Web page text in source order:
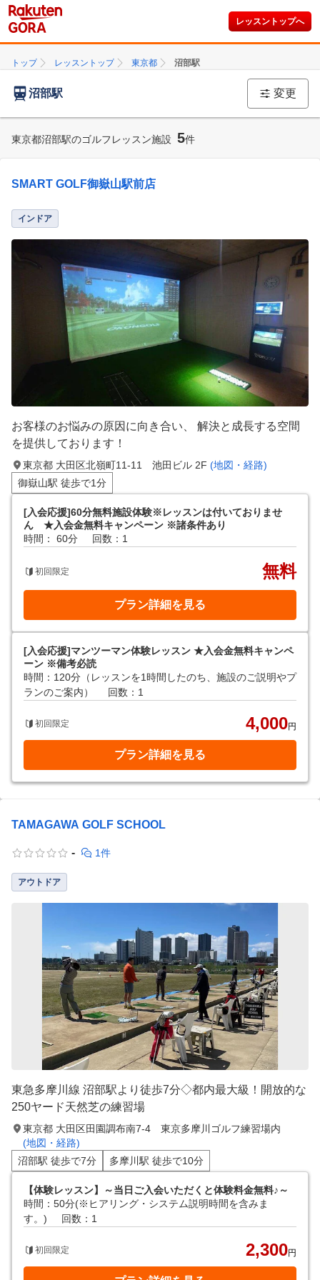
レッスントップへ
トップ レッスントップ 東京都 沼部駅
沼部駅 変更
東京都沼部駅のゴルフレッスン施設 5件
SMART GOLF御嶽山駅前店
インドア
お客様のお悩みの原因に向き合い、 解決と成長する空間
を提供しております！
東京都 大田区北嶺町11-11 池田ビル 2F (地図・経路)
御嶽山駅 徒歩で1分
[入会応援]60分無料施設体験※レッスンは付いておりませ
ん ★入会金無料キャンペーン ※諸条件あり
時間： 60分
回数：1
初回限定 無料
プラン詳細を見る
[入会応援]マンツーマン体験レッスン ★入会金無料キャンペ
ーン ※備考必読
時間：120分（レッスンを1時間したのち、施設のご説明やプ
ランのご案内）
回数：1
初回限定 4,000円
プラン詳細を見る
TAMAGAWA GOLF SCHOOL
- 1件
アウトドア
東急多摩川線 沼部駅より徒歩7分◇都内最大級！開放的な
250ヤード天然芝の練習場
東京都 大田区田園調布南7-4 東京多摩川ゴルフ練習場内
(地図・経路)
沼部駅 徒歩で7分
多摩川駅 徒歩で10分
【体験レッスン】～当日ご入会いただくと体験料金無料♪～
時間：50分(※ヒアリング・システム説明時間を含みま
す。)
回数：1
初回限定 2,300円